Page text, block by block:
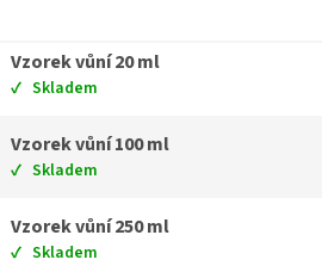
Vzorek vůní 20 ml
Skladem
Vzorek vůní 100 ml
Skladem
Vzorek vůní 250 ml
Skladem